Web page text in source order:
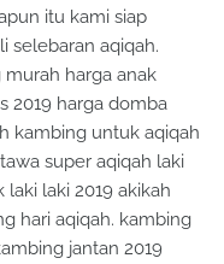
itu kami siap
selebaran aqiqah.
harga anak
2019 harga domba
kambing untuk aqiqah
super aqiqah laki
laki laki 2019 akikah
hari aqiqah. kambing
jantan 2019